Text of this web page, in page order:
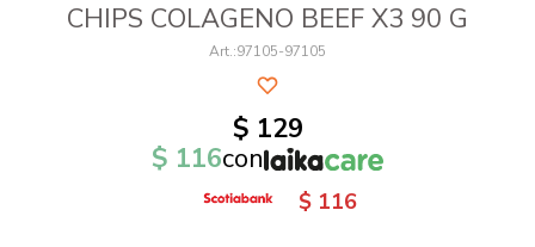
CHIPS COLAGENO BEEF X3 90 G
97105-97105
$ 129
$ 116con
$ 116